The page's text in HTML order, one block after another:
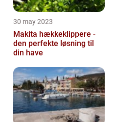
30 may 2023
Makita hækkeklippere -
den perfekte løsning til
din have